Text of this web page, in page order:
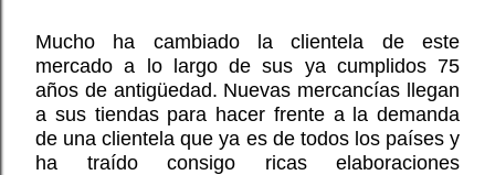
Mucho ha cambiado la clientela de este
mercado a lo largo de sus ya cumplidos 75
años de antigüedad. Nuevas mercancías llegan
a sus tiendas para hacer frente a la demanda
de una clientela que ya es de todos los países y
ha traído consigo ricas elaboraciones